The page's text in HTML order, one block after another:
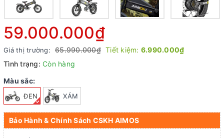
59.000.000₫
Giá thị trường: 65.990.000₫ Tiết kiệm: 6.990.000₫
Tình trạng: Còn hàng
Màu sắc:
ĐEN XÁM
Bảo Hành & Chính Sách CSKH AIMOS